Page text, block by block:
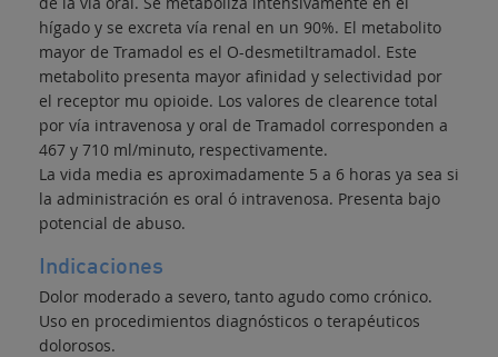
hígado y se excreta vía renal en un 90%. El metabolito
mayor de Tramadol es el O-desmetiltramadol. Este
metabolito presenta mayor afinidad y selectividad por
el receptor mu opioide. Los valores de clearence total
por vía intravenosa y oral de Tramadol corresponden a
467 y 710 ml/minuto, respectivamente.
La vida media es aproximadamente 5 a 6 horas ya sea si
la administración es oral ó intravenosa. Presenta bajo
potencial de abuso.
Indicaciones
Dolor moderado a severo, tanto agudo como crónico.
Uso en procedimientos diagnósticos o terapéuticos
dolorosos.